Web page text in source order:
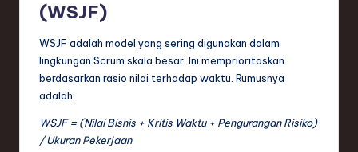
(WSJF)
WSJF adalah model yang sering digunakan dalam
lingkungan Scrum skala besar. Ini memprioritaskan
berdasarkan rasio nilai terhadap waktu. Rumusnya
adalah:
WSJF = (Nilai Bisnis + Kritis Waktu + Pengurangan Risiko)
/ Ukuran Pekerjaan